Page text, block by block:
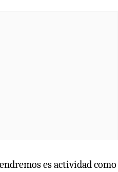
es actividad como